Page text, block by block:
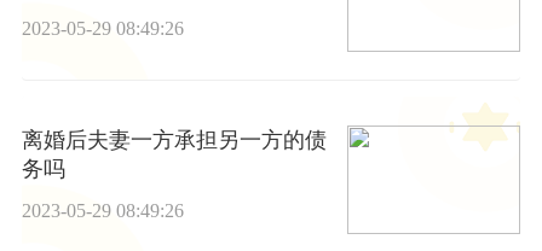
2023-05-29 08:49:26
离婚后夫妻一方承担另一方的债
务吗
2023-05-29 08:49:26